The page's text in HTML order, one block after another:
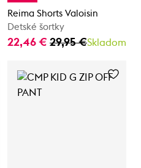
Reima Shorts Valoisin
Detské šortky
22,46 € 29,95 €Skladom